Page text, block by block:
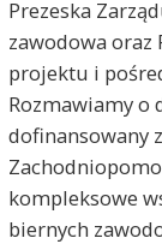
Prezeska
zawodowa oraz
projektu i
Rozmawiamy o
dofinansowany
kompleksowe
biernych